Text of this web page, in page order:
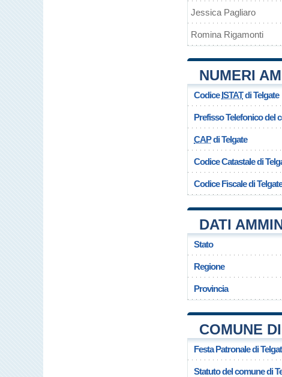
Jessica Pagliaro
Romina Rigamonti
NUMERI
CodiceISTATdi Telgate
Prefisso Telefonico del
CAPdi Telgate
Codice Catastale di
Codice Fiscale di Telgate
DATI
Stato
Regione
Provincia
COMUNE
Festa Patronale di
Statuto del comune di